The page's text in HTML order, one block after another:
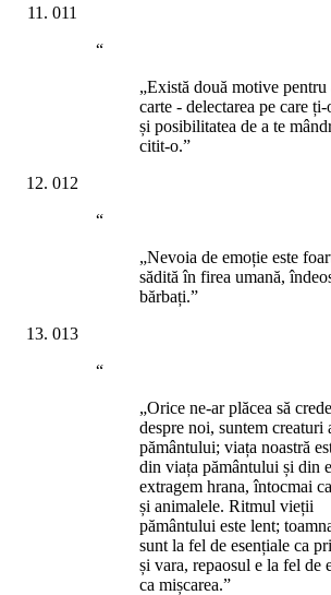
011
“
„Există două motive
carte - delectarea pe care
și posibilitatea de a te
citit-o.”
012
“
„Nevoia de emoție este
sădită în firea umană,
bărbați.”
013
“
„Orice ne-ar plăcea să
despre noi, suntem creaturi
pământului; viața noastră
din viața pământului și din
extragem hrana, întocmai
și animalele. Ritmul vieții
pământului este lent;
sunt la fel de esențiale ca
și vara, repaosul e la fel de
ca mișcarea.”